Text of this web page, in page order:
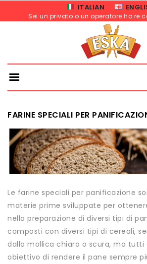
ITALIAN
Sei un privato o un operatore
FARINE SPECIALI PER
Le farine speciali per panificazione
materie prime sviluppate per
nella preparazione di diversi tipi di
composti con diversi tipi di cereali,
dalla mollica chiara o scura, ma tutti
obiettivo di rendere il pane sempre